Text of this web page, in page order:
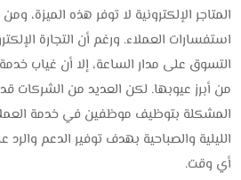
المتاجر الإلكترونية لا توفر هذه الميزة،
استفسارات العملاء. ورغم أن التجارة
التسوق على مدار الساعة، إلا أن غياب
من أبرز عيوبها. لكن العديد من الشركات
المشكلة بتوظيف موظفين في خدمة
الليلية والصباحية بهدف توفير الدعم
أي وقت.